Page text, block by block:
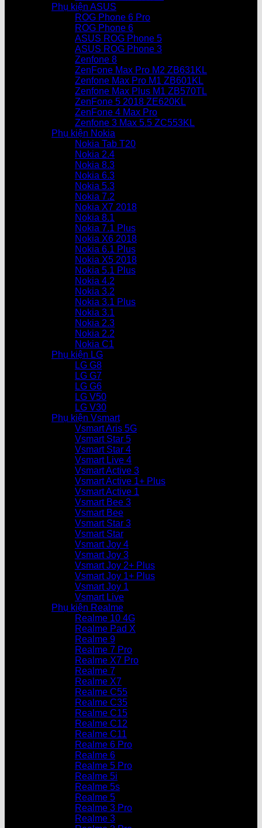
Phụ kiện ASUS
ROG Phone 6 Pro
ROG Phone 6
ASUS ROG Phone 5
ASUS ROG Phone 3
Zenfone 8
ZenFone Max Pro M2 ZB631KL
Zenfone Max Pro M1 ZB601KL
Zenfone Max Plus M1 ZB570TL
ZenFone 5 2018 ZE620KL
ZenFone 4 Max Pro
Zenfone 3 Max 5.5 ZC553KL
Phụ kiện Nokia
Nokia Tab T20
Nokia 2.4
Nokia 8.3
Nokia 6.3
Nokia 5.3
Nokia 7.2
Nokia X7 2018
Nokia 8.1
Nokia 7.1 Plus
Nokia X6 2018
Nokia 6.1 Plus
Nokia X5 2018
Nokia 5.1 Plus
Nokia 4.2
Nokia 3.2
Nokia 3.1 Plus
Nokia 3.1
Nokia 2.3
Nokia 2.2
Nokia C1
Phụ kiện LG
LG G8
LG G7
LG G6
LG V50
LG V30
Phụ kiện Vsmart
Vsmart Aris 5G
Vsmart Star 5
Vsmart Star 4
Vsmart Live 4
Vsmart Active 3
Vsmart Active 1+ Plus
Vsmart Active 1
Vsmart Bee 3
Vsmart Bee
Vsmart Star 3
Vsmart Star
Vsmart Joy 4
Vsmart Joy 3
Vsmart Joy 2+ Plus
Vsmart Joy 1+ Plus
Vsmart Joy 1
Vsmart Live
Phụ kiện Realme
Realme 10 4G
Realme Pad X
Realme 9
Realme 7 Pro
Realme X7 Pro
Realme 7
Realme X7
Realme C55
Realme C35
Realme C15
Realme C12
Realme C11
Realme 6 Pro
Realme 6
Realme 5 Pro
Realme 5i
Realme 5s
Realme 5
Realme 3 Pro
Realme 3